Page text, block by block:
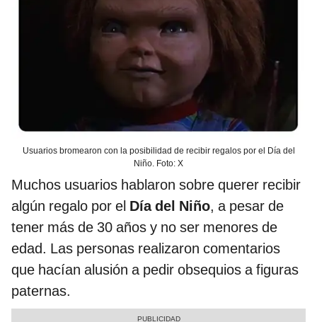
Usuarios bromearon con la posibilidad de recibir regalos por el Día del
Niño. Foto: X
Muchos usuarios hablaron sobre querer recibir
algún regalo por el Día del Niño, a pesar de
tener más de 30 años y no ser menores de
edad. Las personas realizaron comentarios
que hacían alusión a pedir obsequios a figuras
paternas.